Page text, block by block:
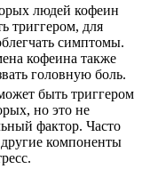
людей кофеин
триггером, для
симптомы.
кофеина также
головную боль.
быть триггером
но это не
фактор. Часто
компоненты